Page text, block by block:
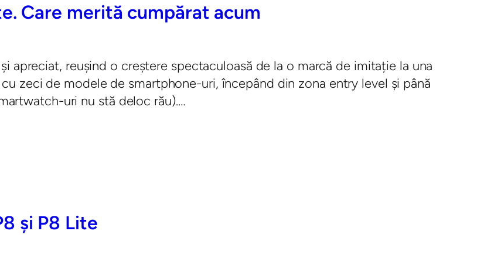
Care merită cumpărat acum
apreciat, reușind o creștere spectaculoasă de la o marcă de imitație la una
zeci de modele de smartphone-uri, începând din zona entry level și până
uri nu stă deloc rău).…
și P8 Lite